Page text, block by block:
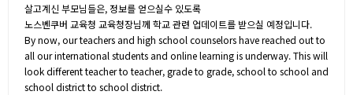
살고계신 부모님들은, 정보를 얻으실수 있도록
노스벤쿠버 교육청 교육청장님께 학교 관련 업데이트를 받으실 예정입니다.
By now, our teachers and high school counselors have reached out to
all our international students and online learning is underway. This will
look different teacher to teacher, grade to grade, school to school and
school district to school district.